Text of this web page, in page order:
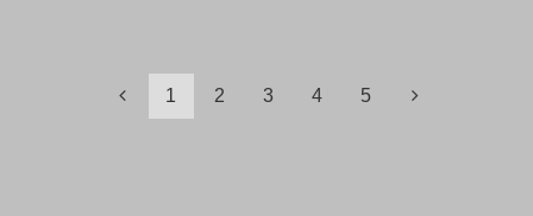
1 2 3 4 5